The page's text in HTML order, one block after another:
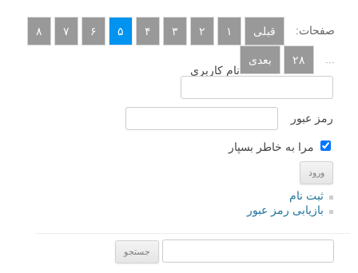
چیزی که ما را محدود می سازد تخیل مان است و به راستی که این را با
عکس های خود ثابت کرده است. اریک جوهانسون برای خلق آنچه در ذهن
دارد از ترکیب تصاویر استوک استفاده نمی کند، و آثار او ترکیبی پیچیده از
عکس هایی که خودش گرفته هستند. پروسه ای طولانی از عکاسی و ویرایش
در فتوشاپ که نتیجه آن خلق ۶ تا ۸ عکس جدید در سال است – تصاویری
خیالی که این هنرمند بسیار سعی می کند تا جایی که ممکن است ظاهری
ویدیو پشت صحنه عکاسی و ویرایش عکس «کومولوس و تندر – برداشت
ابر» این هنرمند دعوت می کنیم که پشتکار و تلاش وی برای خلق تصاویرش
را به وضوح نشان می دهد.